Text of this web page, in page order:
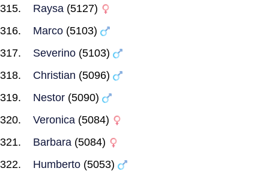
Raysa (5127)
Marco (5103)
Severino (5103)
Christian (5096)
Nestor (5090)
Veronica (5084)
Barbara (5084)
Humberto (5053)